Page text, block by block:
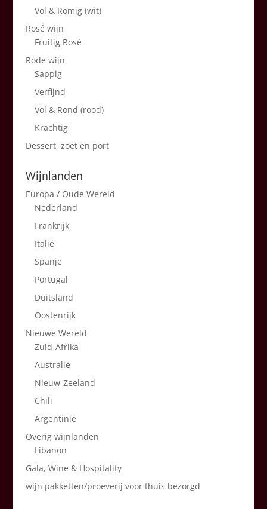
Vol & Romig (wit)
Rosé wijn
Fruitig Rosé
Rode wijn
Sappig
Verfijnd
Vol & Rond (rood)
Krachtig
Dessert, zoet en port
Wijnlanden
Europa / Oude Wereld
Nederland
Frankrijk
Italië
Spanje
Portugal
Duitsland
Oostenrijk
Nieuwe Wereld
Zuid-Afrika
Australië
Nieuw-Zeeland
Chili
Argentinië
Overig wijnlanden
Libanon
Gala, Wine & Hospitality
wijn pakketten/proeverij voor thuis bezorgd